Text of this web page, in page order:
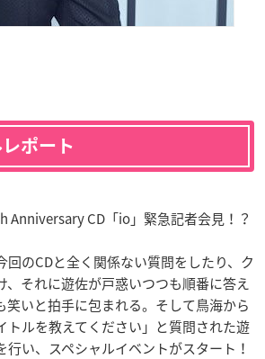
ポート
Anniversary CD「io」緊急記者会見！？
回のCDと全く関係ない質問をしたり、ク
、それに遊佐が戸惑いつつも順番に答え
笑いと拍手に包まれる。そして鳥海から
トルを教えてください」と質問された遊
い、スペシャルイベントがスタート！